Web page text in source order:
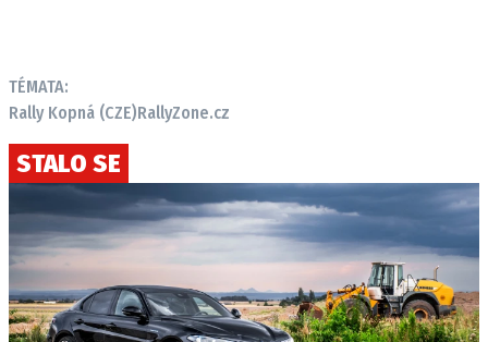
INCORP MEDIA GROUP s.r.o., IČ: 118 23 054
TÉMATA:
Rally Kopná (CZE)RallyZone.cz
STALO SE